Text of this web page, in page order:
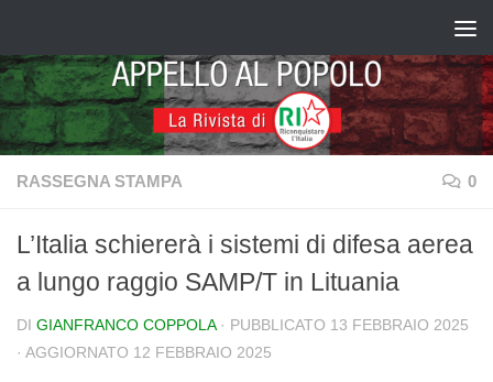
RASSEGNA STAMPA 0
L’Italia schiererà i sistemi di difesa aerea
a lungo raggio SAMP/T in Lituania
DI GIANFRANCO COPPOLA · PUBBLICATO 13 FEBBRAIO 2025
· AGGIORNATO 12 FEBBRAIO 2025